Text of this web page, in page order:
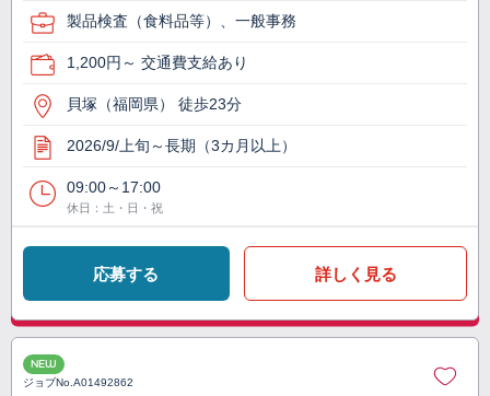
製品検査（食料品等）、一般事務
1,200円～ 交通費支給あり
貝塚（福岡県） 徒歩23分
2026/9/上旬～長期（3カ月以上）
09:00～17:00
休日：土・日・祝
応募する 詳しく見る
NEW
ジョブNo.A01492862